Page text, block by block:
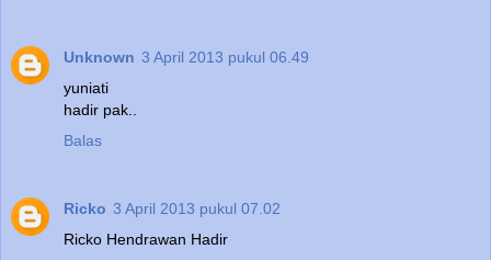
Unknown 3 April 2013 pukul 06.49
yuniati
hadir pak..
Balas
Ricko 3 April 2013 pukul 07.02
Ricko Hendrawan Hadir